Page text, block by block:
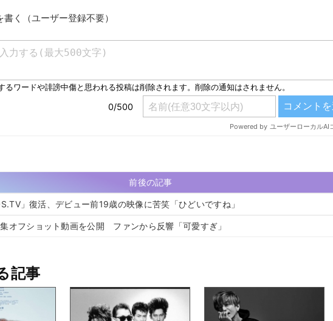
書く（ユーザー登録不要）
前後の記事
」復活、デビュー前19歳の映像に苦笑「ひどいですね」
オフショット動画を公開 ファンから反響「可愛すぎ」
記事